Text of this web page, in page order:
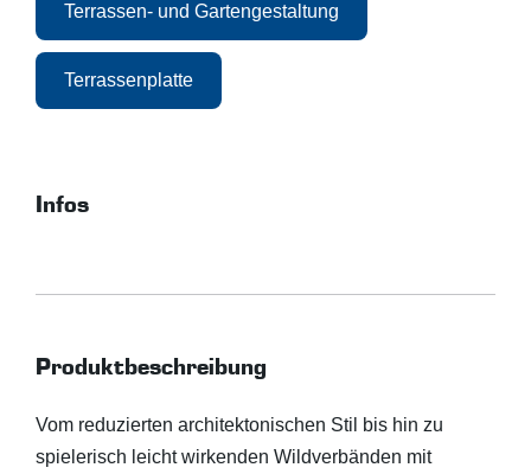
Terrassen- und Gartengestaltung
Terrassenplatte
Infos
Produktbeschreibung
Vom reduzierten architektonischen Stil bis hin zu
spielerisch leicht wirkenden Wildverbänden mit